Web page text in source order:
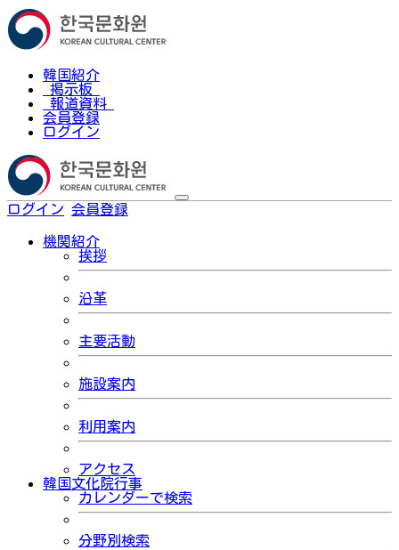
韓国紹介
掲示板
報道資料
会員登録
ログイン
ログイン 会員登録
機関紹介
挨拶
沿革
主要活動
施設案内
利用案内
アクセス
韓国文化院行事
カレンダーで検索
分野別検索